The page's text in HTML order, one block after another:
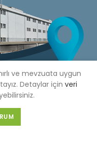
|Çetinkaya Pano Fiyat
ve mevzuata uygun
Detaylar için veri